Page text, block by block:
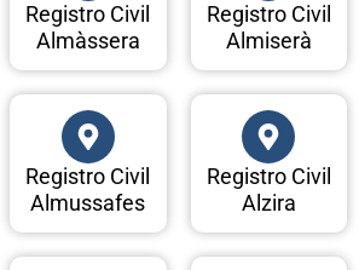
Registro Civil
Almàssera
Registro Civil
Almiserà
Registro Civil
Almussafes
Registro Civil
Alzira